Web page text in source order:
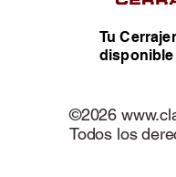
Tu
disponible
©2026
Todos los